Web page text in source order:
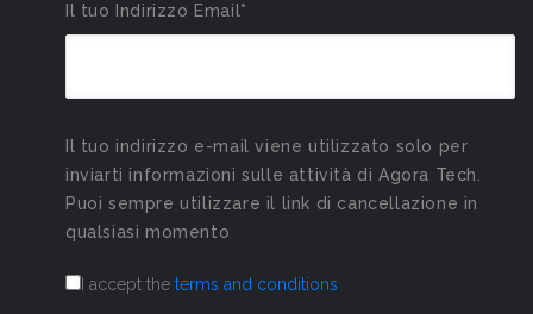
Il tuo Indirizzo Email*
Il tuo indirizzo e-mail viene utilizzato solo per
inviarti informazioni sulle attività di Agora Tech.
Puoi sempre utilizzare il link di cancellazione in
qualsiasi momento
I accept the terms and conditions